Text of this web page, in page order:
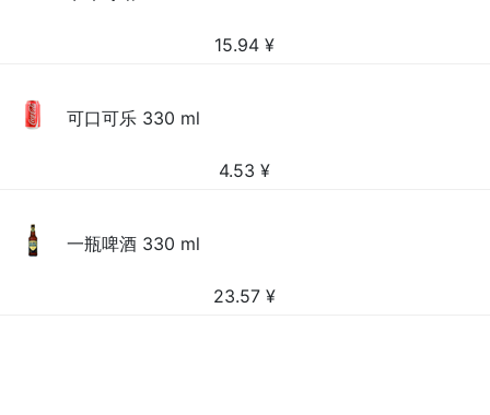
15.94 ¥
可口可乐 330 ml
4.53 ¥
一瓶啤酒 330 ml
23.57 ¥